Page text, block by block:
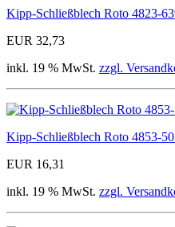
Kipp-Schließblech Roto 4823-
EUR 32,73
inkl. 19 % MwSt. zzgl.
Kipp-Schließblech Roto 4853-
EUR 16,31
inkl. 19 % MwSt. zzgl.